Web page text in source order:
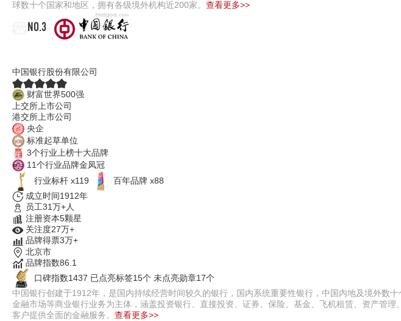
球数十个国家和地区，拥有各级境外机构近200家。 查看更多>>
NO.3
中国银行股份有限公司
财富世界500强
上交所上市公司
港交所上市公司
央企
标准起草单位
3个行业上榜十大品牌
11个行业品牌金凤冠
行业标杆 x119
百年品牌 x88
成立时间1912年
员工31万+人
注册资本5颗星
关注度27万+
品牌得票3万+
北京市
品牌指数86.1
口碑指数1437 已点亮标签15个 未点亮勋章17个
中国银行创建于1912年，是国内持续经营时间较久的银行，国内系统重要性银行，中国内地及境外数
金融市场等商业银行业务为主体，涵盖投资银行、直接投资、证券、保险、基金、飞机租赁、资产管
客户提供全面的金融服务。 查看更多>>